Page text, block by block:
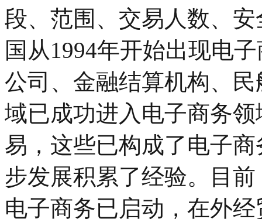
段、范围、交易人数、
国从1994年开始出现电
公司、金融结算机构、
域已成功进入电子商务
易，这些已构成了电子
步发展积累了经验。目
电子商务已启动，在外